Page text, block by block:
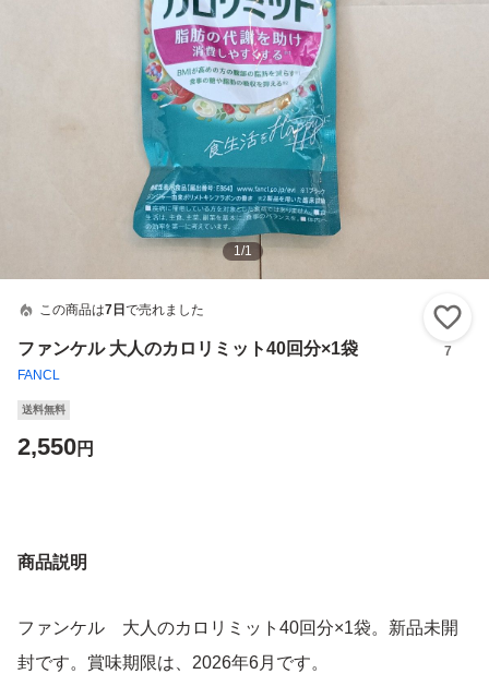
1/1
この商品は7日 で売れました
ファンケル 大人のカロリミット40回分×1袋
FANCL
7
送料無料
2,550円
商品説明
ファンケル 大人のカロリミット40回分×1袋。新品未開
封です。賞味期限は、2026年6月です。